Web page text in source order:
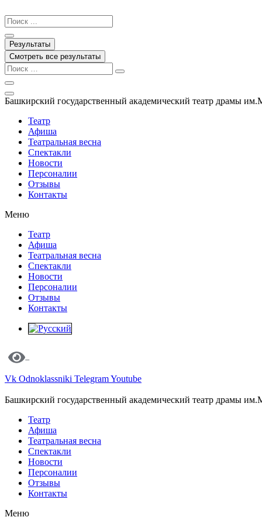
к
содержимому
Search
...
Результаты
Смотреть все результаты
Башкирский государственный академический театр драмы
Театр
Афиша
Театральная весна
Спектакли
Новости
Персоналии
Отзывы
Контакты
Меню
Театр
Афиша
Театральная весна
Спектакли
Новости
Персоналии
Отзывы
Контакты
Vk Odnoklassniki TelegramYoutube
Башкирский государственный академический театр драмы
Театр
Афиша
Театральная весна
Спектакли
Новости
Персоналии
Отзывы
Контакты
Меню